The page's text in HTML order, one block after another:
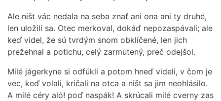
Ale ništ vác nedala na seba znať ani ona ani ty druhé,
len uložili sa. Otec merkoval, dokáď nepozaspávali; ale
keď videl, že sú tvrdým snom obklíčené, len jich
prežehnal a potichu, celý zarmutený, preč odejšol.
Milé jágerkyne si odfúkli a potom hneď videli, v čom je
vec, keď volali, kričali na otca a ništ sa jim neohlásilo.
A milé céry aló! poď naspák! A skrúcali milé cverny zas